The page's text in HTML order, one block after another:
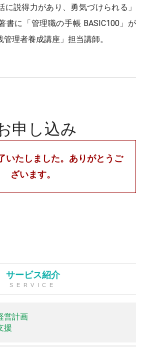
に説得力があり、勇気づけられる」
書に「管理職の手帳 BASIC100」が
理者養成講座」担当講師。
申し込み
いたしました。ありがとうご
ざいます。
サービス紹介
SERVICE
営計画
援